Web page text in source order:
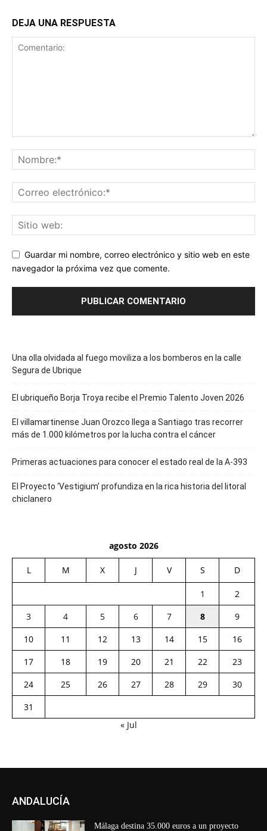
DEJA UNA RESPUESTA
Guardar mi nombre, correo electrónico y sitio web en este
navegador la próxima vez que comente.
Una olla olvidada al fuego moviliza a los bomberos en la calle
Segura de Ubrique
El ubriqueño Borja Troya recibe el Premio Talento Joven 2026
El villamartinense Juan Orozco llega a Santiago tras recorrer
más de 1.000 kilómetros por la lucha contra el cáncer
Primeras actuaciones para conocer el estado real de la A-393
El Proyecto ‘Vestigium’ profundiza en la rica historia del litoral
chiclanero
agosto 2026
L M X J V S D
1
2
3
4 5 6 7 8
9
10
11 12 13 14 15
16
17
18 19 20 21 22
23
24
25 26 27 28 29
30
31
« Jul
ANDALUCÍA
Málaga destina 35.000 euros a un proyecto